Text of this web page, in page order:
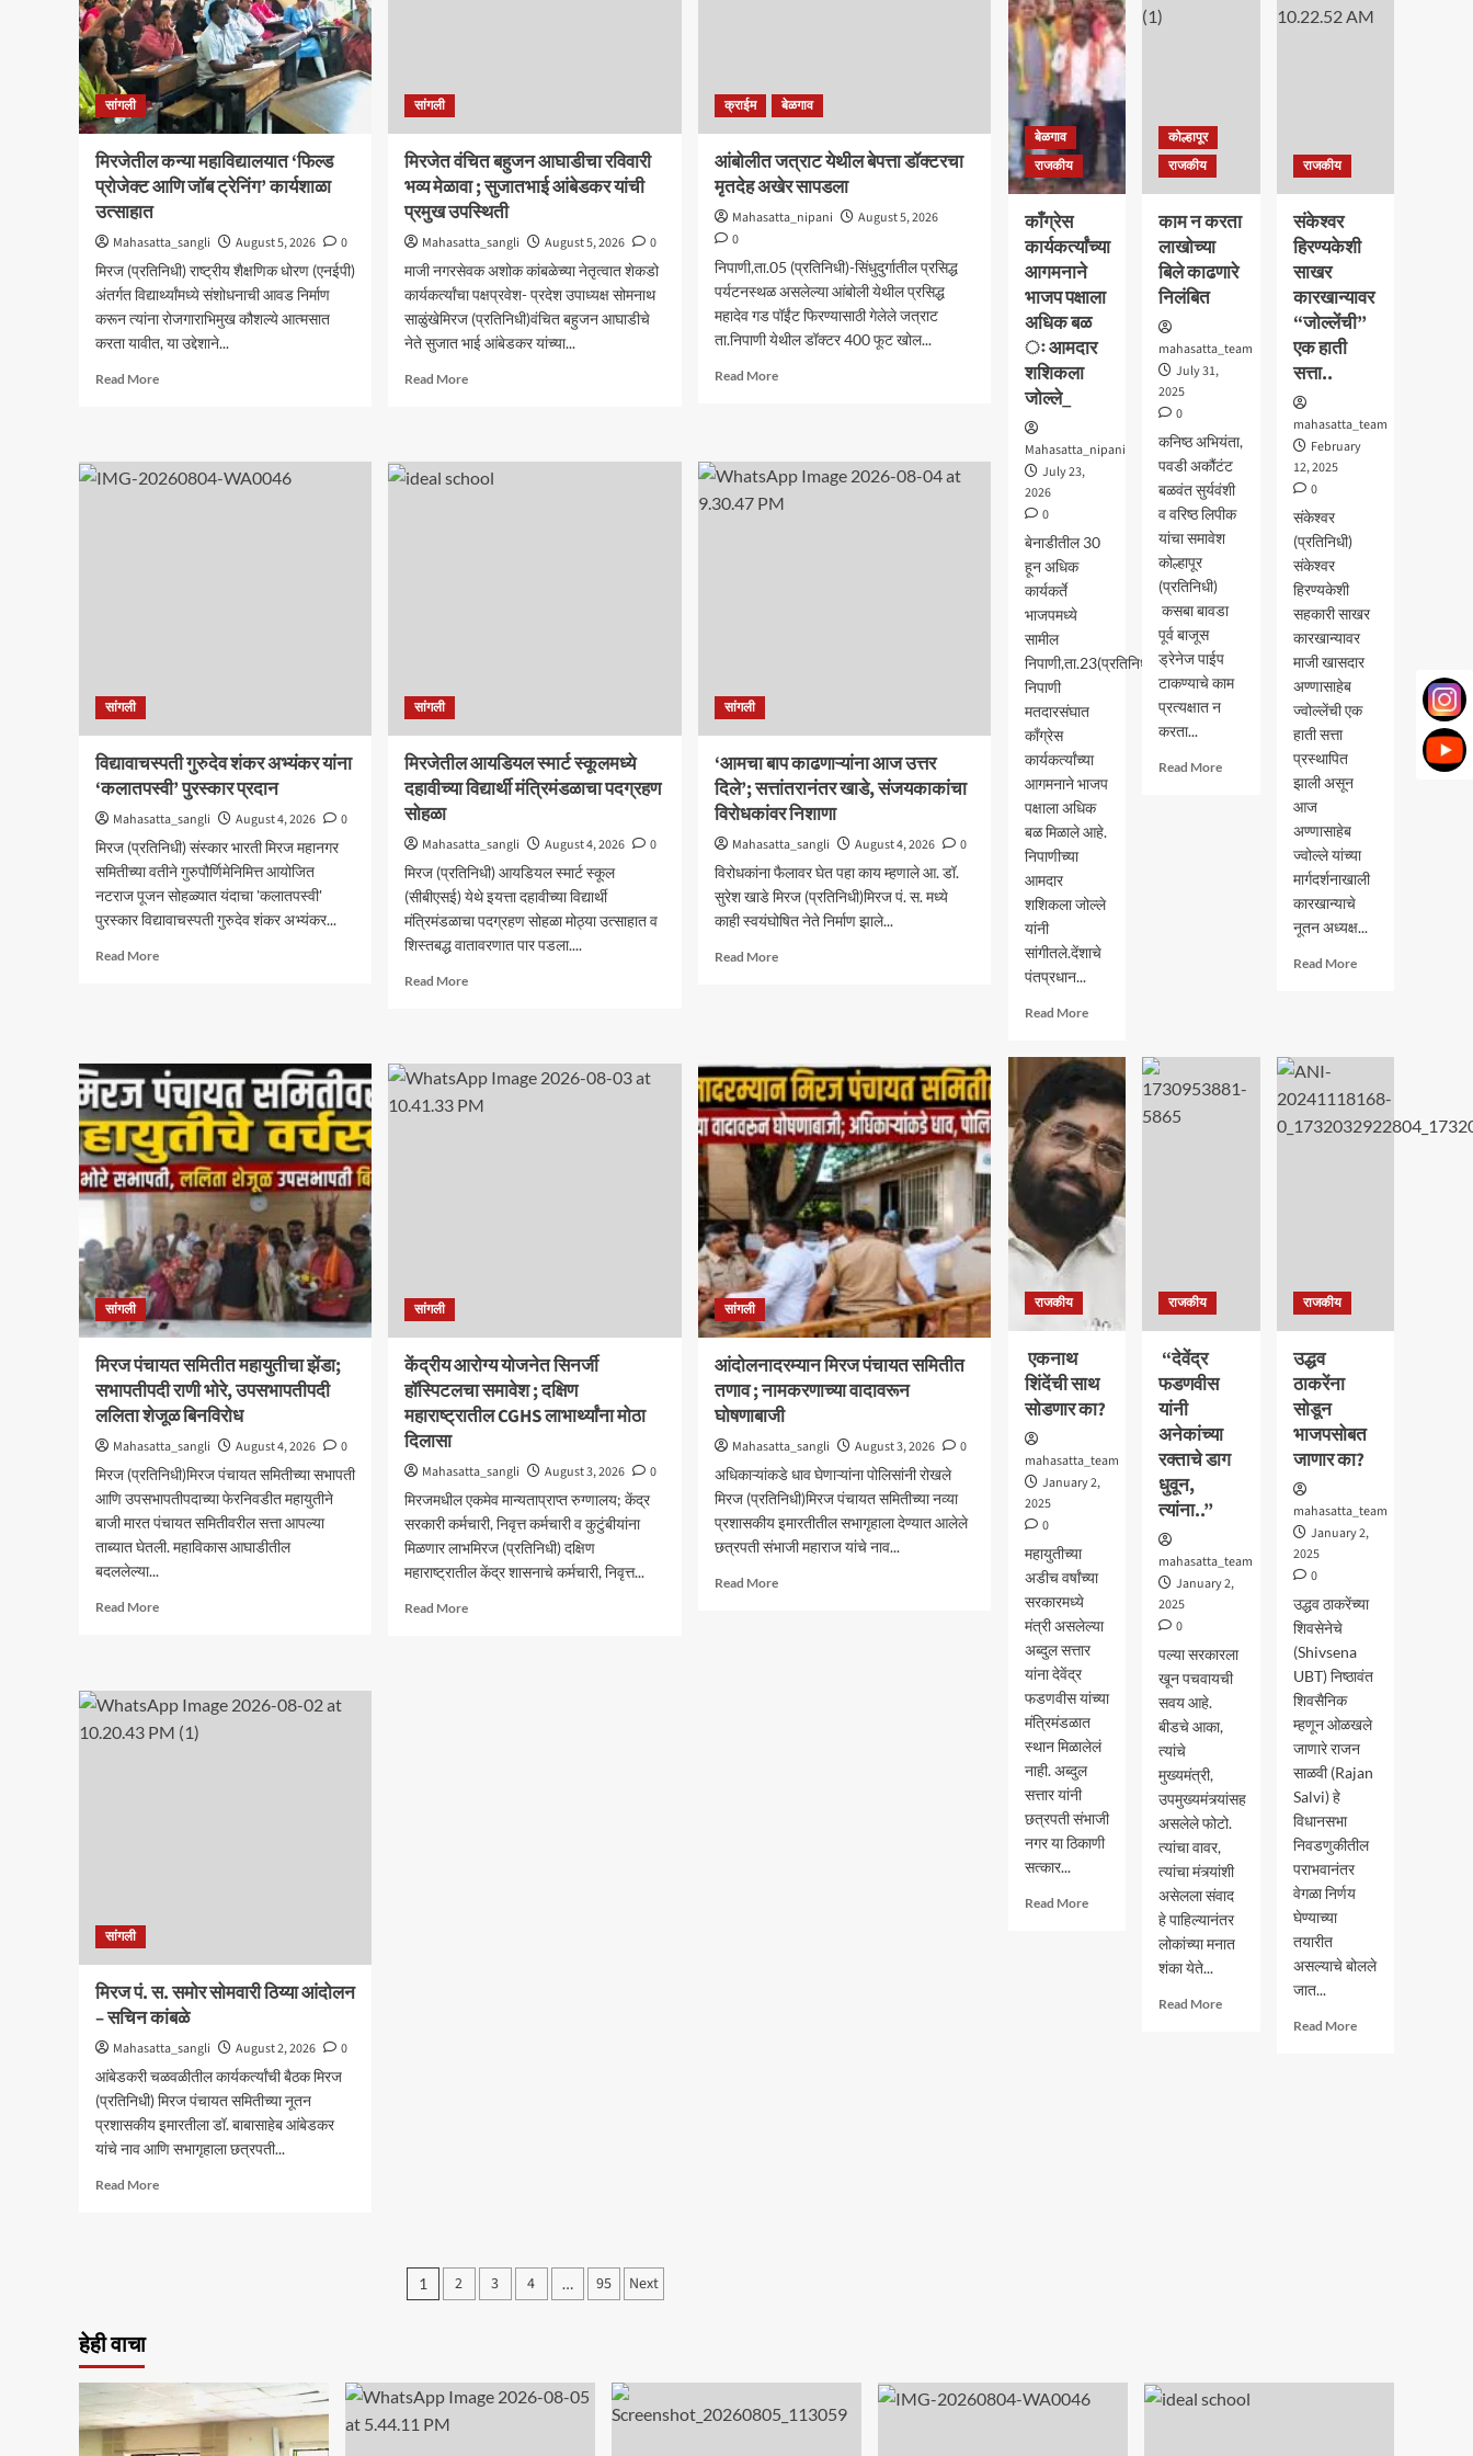
5
सांगली
मिरजेतील कन्या महाविद्यालयात ‘फिल्ड
प्रोजेक्ट आणि जॉब ट्रेनिंग’ कार्यशाळा
उत्साहात
Mahasatta_sangli August 5, 2026
0
मिरज (प्रतिनिधी) राष्ट्रीय शैक्षणिक धोरण (एनईपी)
अंतर्गत विद्यार्थ्यांमध्ये संशोधनाची आवड निर्माण
करून त्यांना रोजगाराभिमुख कौशल्ये आत्मसात
करता यावीत, या उद्देशाने...
Read MoreRead
कन्या
महाविद्यालयात
सांगली
मिरजेत वंचित बहुजन आघाडीचा रविवारी
भव्य मेळावा ; सुजातभाई आंबेडकर यांची
प्रमुख उपस्थिती
Mahasatta_sangli August 5, 2026
0
माजी नगरसेवक अशोक कांबळेच्या नेतृत्वात शेकडो
कार्यकर्त्यांचा पक्षप्रवेश- प्रदेश उपाध्यक्ष सोमनाथ
साळुंखेमिरज (प्रतिनिधी)वंचित बहुजन आघाडीचे
नेते सुजात भाई आंबेडकर यांच्या...
Read MoreRead
वंचित
बहुजन
क्राईम बेळगाव
आंबोलीत जत्राट येथील बेपत्ता डॉक्टरचा
मृतदेह अखेर सापडला
Mahasatta_nipani
August 5, 2026
0
निपाणी,ता.05 (प्रतिनिधी)-सिंधुदुर्गातील प्रसिद्ध
पर्यटनस्थळ असलेल्या आंबोली येथील प्रसिद्ध
महादेव गड पॉईंट फिरण्यासाठी गेलेले जत्राट
ता.निपाणी येथील डॉक्टर 400 फूट खोल...
Read MoreRead
येथील
बेपत्ता
सांगली
विद्यावाचस्पती गुरुदेव शंकर अभ्यंकर यांना
‘कलातपस्वी’ पुरस्कार प्रदान
Mahasatta_sangli August 4, 2026
0
मिरज (प्रतिनिधी) संस्कार भारती मिरज महानगर
समितीच्या वतीने गुरुपौर्णिमेनिमित्त आयोजित
नटराज पूजन सोहळ्यात यंदाचा 'कलातपस्वी'
पुरस्कार विद्यावाचस्पती गुरुदेव शंकर अभ्यंकर...
Read MoreRead
अभ्यंकर
यांना
‘कलातपस्वी’
पुरस्कार
प्रदान
सांगली
मिरजेतील आयडियल स्मार्ट स्कूलमध्ये
दहावीच्या विद्यार्थी मंत्रिमंडळाचा पदग्रहण
सोहळा
Mahasatta_sangli August 4, 2026
0
मिरज (प्रतिनिधी) आयडियल स्मार्ट स्कूल
(सीबीएसई) येथे इयत्ता दहावीच्या विद्यार्थी
मंत्रिमंडळाचा पदग्रहण सोहळा मोठ्या उत्साहात व
शिस्तबद्ध वातावरणात पार पडला....
Read MoreRead
आयडियल
स्मार्ट
स्कूलमध्ये
सांगली
‘आमचा बाप काढणाऱ्यांना आज उत्तर
दिले’; सत्तांतरानंतर खाडे, संजयकाकांचा
विरोधकांवर निशाणा
Mahasatta_sangli August 4, 2026
0
विरोधकांना फैलावर घेत पहा काय म्हणाले आ. डॉ.
सुरेश खाडे मिरज (प्रतिनिधी)मिरज पं. स. मध्ये
काही स्वयंघोषित नेते निर्माण झाले...
Read MoreRead
आज
उत्तर
दिले’;
सत्तांतरानंतर
खाडे,
संजयकाकांचा
विरोधकांवर
निशाणा
सांगली
मिरज पंचायत समितीत महायुतीचा झेंडा;
सभापतीपदी राणी भोरे, उपसभापतीपदी
ललिता शेजूळ बिनविरोध
Mahasatta_sangli August 4, 2026
0
मिरज (प्रतिनिधी)मिरज पंचायत समितीच्या सभापती
आणि उपसभापतीपदाच्या फेरनिवडीत महायुतीने
बाजी मारत पंचायत समितीवरील सत्ता आपल्या
ताब्यात घेतली. महाविकास आघाडीतील
बदललेल्या...
Read MoreRead
समितीत
महायुतीचा
सांगली
केंद्रीय आरोग्य योजनेत सिनर्जी
हॉस्पिटलचा समावेश ; दक्षिण
महाराष्ट्रातील CGHS लाभार्थ्यांना मोठा
दिलासा
Mahasatta_sangli August 3, 2026
0
मिरजमधील एकमेव मान्यताप्राप्त रुग्णालय; केंद्र
सरकारी कर्मचारी, निवृत्त कर्मचारी व कुटुंबीयांना
मिळणार लाभमिरज (प्रतिनिधी) दक्षिण
महाराष्ट्रातील केंद्र शासनाचे कर्मचारी, निवृत्त...
Read MoreRead
सांगली
आंदोलनादरम्यान मिरज पंचायत समितीत
तणाव ; नामकरणाच्या वादावरून
घोषणाबाजी
Mahasatta_sangli August 3, 2026
0
अधिकाऱ्यांकडे धाव घेणाऱ्यांना पोलिसांनी रोखले
मिरज (प्रतिनिधी)मिरज पंचायत समितीच्या नव्या
प्रशासकीय इमारतीतील सभागृहाला देण्यात आलेले
छत्रपती संभाजी महाराज यांचे नाव...
Read MoreRead
सांगली
मिरज पं. स. समोर सोमवारी ठिय्या आंदोलन
– सचिन कांबळे
Mahasatta_sangli August 2, 2026
0
आंबेडकरी चळवळीतील कार्यकर्त्यांची बैठक मिरज
(प्रतिनिधी) मिरज पंचायत समितीच्या नूतन
प्रशासकीय इमारतीला डॉ. बाबासाहेब आंबेडकर
यांचे नाव आणि सभागृहाला छत्रपती...
Read MoreRead
कांबळे
Posts
1 2 3 4 … 95 Next
बेळगाव
राजकीय
काँग्रेस
कार्यकर्त्यांच्या
आगमनाने
भाजप पक्षाला
अधिक बळ
ः आमदार
शशिकला
जोल्ले_
Mahasatta_nipani
July 23,
2026
0
बेनाडीतील 30
हून अधिक
कार्यकर्ते
भाजपमध्ये
सामील
निपाणी,ता.23(प्रतिनिधी)-
निपाणी
मतदारसंघात
काँग्रेस
कार्यकर्त्यांच्या
आगमनाने भाजप
पक्षाला अधिक
बळ मिळाले आहे.
निपाणीच्या
आमदार
शशिकला जोल्ले
यांनी
सांगीतले.देंशाचे
पंतप्रधान...
Read MoreRead
काँग्रेस
कार्यकर्त्यांच्या
आगमनाने
भाजप
पक्षाला
अधिक
बळ
आमदार
शशिकला
कोल्हापूर
राजकीय
काम न करता
लाखोच्या
बिले काढणारे
निलंबित
mahasatta_team
July 31,
2025
0
कनिष्ठ अभियंता,
पवडी अकौंटंट
बळवंत सुर्यवंशी
व वरिष्ठ लिपीक
यांचा समावेश
कोल्हापूर
(प्रतिनिधी)
कसबा बावडा
पूर्व बाजूस
ड्रेनेज पाईप
टाकण्याचे काम
प्रत्यक्षात न
करता...
Read MoreRead
राजकीय
संकेश्वर
हिरण्यकेशी
साखर
कारखान्यावर
“जोल्लेंची”
एक हाती
सत्ता..
mahasatta_team
February
12, 2025
0
संकेश्वर
(प्रतिनिधी)
संकेश्वर
हिरण्यकेशी
सहकारी साखर
कारखान्यावर
माजी खासदार
अण्णासाहेब
ज्वोल्लेंची एक
हाती सत्ता
प्रस्थापित
झाली असून
आज
अण्णासाहेब
ज्वोल्ले यांच्या
मार्गदर्शनाखाली
कारखान्याचे
नूतन अध्यक्ष...
Read MoreRead
“जोल्लेंची”
एक
राजकीय
एकनाथ
शिंदेंची साथ
सोडणार का?
mahasatta_team
January 2,
2025
0
महायुतीच्या
अडीच वर्षांच्या
सरकारमध्ये
मंत्री असलेल्या
अब्दुल सत्तार
यांना देवेंद्र
फडणवीस यांच्या
मंत्रिमंडळात
स्थान मिळालेलं
नाही. अब्दुल
सत्तार यांनी
छत्रपती संभाजी
नगर या ठिकाणी
सत्कार...
Read MoreRead
राजकीय
“देवेंद्र
फडणवीस
यांनी
अनेकांच्या
रक्ताचे डाग
धुवून,
त्यांना..”
mahasatta_team
January 2,
2025
0
पल्या सरकारला
खून पचवायची
सवय आहे.
बीडचे आका,
त्यांचे
मुख्यमंत्री,
उपमुख्यमंत्र्यांसह
असलेले फोटो.
त्यांचा वावर,
त्यांचा मंत्र्यांशी
असेलला संवाद
हे पाहिल्यानंतर
लोकांच्या मनात
शंका येते...
Read MoreRead
राजकीय
उद्धव
ठाकरेंना
सोडून
भाजपसोबत
जाणार का?
mahasatta_team
January 2,
2025
0
उद्धव ठाकरेंच्या
शिवसेनेचे
(Shivsena
UBT) निष्ठावंत
शिवसैनिक
म्हणून ओळखले
जाणारे राजन
साळवी (Rajan
Salvi) हे
विधानसभा
निवडणुकीतील
पराभवानंतर
वेगळा निर्णय
घेण्याच्या
तयारीत
असल्याचे बोलले
जात...
Read MoreRead
हेही वाचा